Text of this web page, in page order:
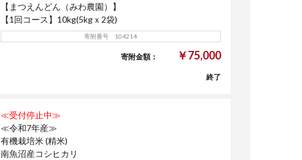
【まつえんどん（みわ農園）】
【1回コース】10kg(5kgｘ2袋)
寄附番号 104214
寄附金額： ￥75,000
終了
≪受付停止中≫
≪令和7年産≫
有機栽培米 (精米)
南魚沼産コシヒカリ